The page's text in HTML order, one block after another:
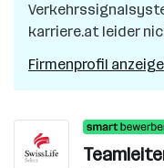
karriere.at leider
Firmenprofil